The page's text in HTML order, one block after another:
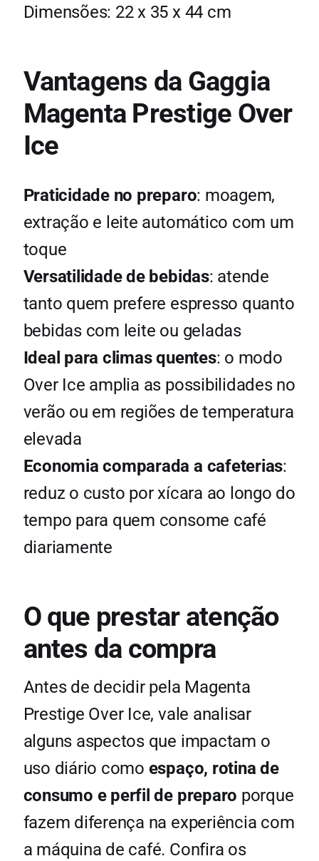
Dimensões: 22 x 35 x 44 cm
Vantagens da Gaggia
Magenta Prestige Over
Ice
Praticidade no preparo: moagem,
extração e leite automático com um
toque
Versatilidade de bebidas: atende
tanto quem prefere espresso quanto
bebidas com leite ou geladas
Ideal para climas quentes: o modo
Over Ice amplia as possibilidades no
verão ou em regiões de temperatura
elevada
Economia comparada a cafeterias:
reduz o custo por xícara ao longo do
tempo para quem consome café
diariamente
O que prestar atenção
antes da compra
Antes de decidir pela Magenta
Prestige Over Ice, vale analisar
alguns aspectos que impactam o
uso diário como espaço, rotina de
consumo e perfil de preparo porque
fazem diferença na experiência com
a máquina de café. Confira os